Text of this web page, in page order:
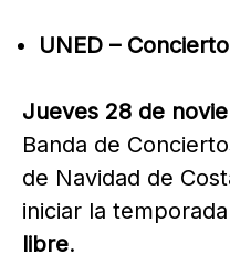
UNED –
Jueves 28 de
Banda de
de Navidad de
iniciar la
libre.